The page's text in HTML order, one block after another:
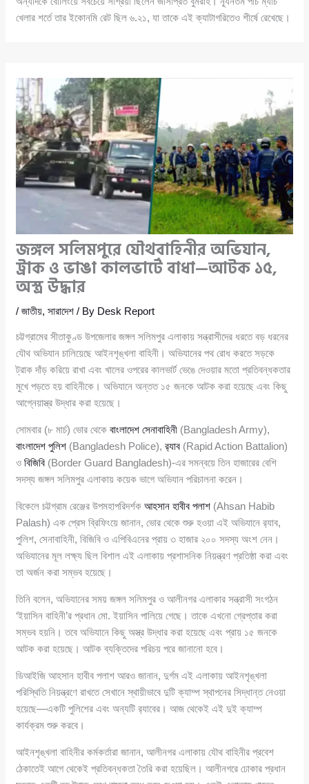
খেলার শর্তে তার ইকোনমি রেট ছিল ৬.২১, যা তাকে এই ক্যাটাগরিতেও শীর্ষে রেখেছে।
জঙ্গল সলিমপুরে যৌথবাহিনীর অভিযান,
ট্রাক ও ভাঙা কালভার্টে বাধা—আটক ১৫,
অস্ত্র উদ্ধার
/জাতীয়,সারাদেশ / By Desk Report
চট্টগ্রামের সীতাকুণ্ড উপজেলার জঙ্গল সলিমপুর এলাকায় সন্ত্রাসীদের ধরতে বড় ধরনের
যৌথ অভিযান চালিয়েছে আইনশৃঙ্খলা বাহিনী। অভিযানের পথ রোধ করতে সড়কে
ট্রাক দাঁড় করিয়ে রাখা এবং খালের ওপরের কালভার্ট ভেঙে দেওয়ার মতো প্রতিবন্ধকতার
মুখে পড়তে হয় বাহিনীকে। অভিযানে অন্তত ১৫ জনকে আটক করা হয়েছে এবং কিছু
আগ্নেয়াস্ত্র উদ্ধার করা হয়েছে।
সোমবার (৮ মার্চ) ভোর থেকেবাংলাদেশ সেনাবাহিনী (Bangladesh Army),
বাংলাদেশ পুলিশ (Bangladesh Police),র‍্যাব (Rapid Action Battalion)
ওবিজিবি (Border Guard Bangladesh)-এর সমন্বয়ে তিন হাজারের বেশি
সদস্য জঙ্গল সলিমপুর এলাকায় কয়েক ভাগে অভিযান পরিচালনা করেন।
বিকেলে চট্টগ্রাম রেঞ্জের উপমহাপরিদর্শকআহসান হাবীব পলাশ (Ahsan Habib
Palash) এক প্রেস ব্রিফিংয়ে জানান, ভোর থেকে শুরু হওয়া এই অভিযানে র‌্যাব,
পুলিশ, সেনাবাহিনী, বিজিবি ও এপিবিএনের প্রায় ৩ হাজার ২০০ সদস্য অংশ নেন।
অভিযানের মূল লক্ষ্য ছিল বিশাল এই এলাকায় প্রশাসনিক নিয়ন্ত্রণ প্রতিষ্ঠা করা এবং
তা অর্জন করা সম্ভব হয়েছে।
তিনি বলেন, অভিযানের সময় জঙ্গল সলিমপুর ও আলীনগর এলাকার সন্ত্রাসী সংগঠন
‘ইয়াসিন বাহিনী’র প্রধান মো. ইয়াসিন পালিয়ে গেছে। তাকে এখনো গ্রেপ্তার করা
সম্ভব হয়নি। তবে অভিযানে কিছু অস্ত্র উদ্ধার করা হয়েছে এবং প্রায় ১৫ জনকে
আটক করা হয়েছে। আটক ব্যক্তিদের পরিচয় পরে জানানো হবে।
ডিআইজি আহসান হাবীব পলাশ আরও জানান, দুর্গম এই এলাকায় আইনশৃঙ্খলা
পরিস্থিতি নিয়ন্ত্রণে রাখতে সেখানে স্থায়ীভাবে দুটি ক্যাম্প স্থাপনের সিদ্ধান্ত নেওয়া
হয়েছে—একটি পুলিশের এবং অন্যটি র‌্যাবের। আজ থেকেই এই দুই ক্যাম্প
কার্যক্রম শুরু করবে।
আইনশৃঙ্খলা বাহিনীর কর্মকর্তারা জানান, আলীনগর এলাকায় যৌথ বাহিনীর প্রবেশ
ঠেকাতেই আগে থেকেই প্রতিবন্ধকতা তৈরি করা হয়েছিল। আলীনগরে ঢোকার প্রধান